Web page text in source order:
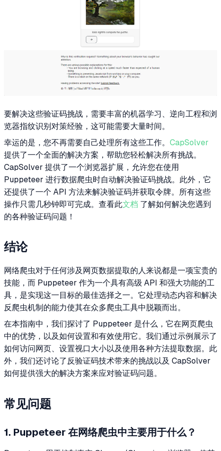
要解决这些验证码挑战，需要丰富的机器学习、逆向工程和浏
览器指纹识别对策经验，这可能需要大量时间。
幸运的是，您不再需要自己处理所有这些工作。 CapSolver
提供了一个全面的解决方案，帮助您轻松解决所有挑战。
CapSolver 提供了一个浏览器扩展，允许您在使用
Puppeteer 进行数据爬虫时自动解决验证码挑战。此外，它
还提供了一个 API 方法来解决验证码并获取令牌。所有这些
操作只需几秒钟即可完成。查看此文档 了解如何解决您遇到
的各种验证码问题！
结论
网络爬虫对于任何涉及网页数据提取的人来说都是一项宝贵的
技能，而 Puppeteer 作为一个具有高级 API 和强大功能的工
具，是实现这一目标的最佳选择之一。它处理动态内容和解决
反爬虫机制的能力使其在众多爬虫工具中脱颖而出。
在本指南中，我们探讨了 Puppeteer 是什么，它在网页爬虫
中的优势，以及如何设置和有效使用它。我们通过示例展示了
如何访问网页、设置视口大小以及使用各种方法提取数据。此
外，我们还讨论了反验证码技术带来的挑战以及 CapSolver
如何提供强大的解决方案来应对验证码问题。
常见问题
1. Puppeteer 在网络爬虫中主要用于什么？